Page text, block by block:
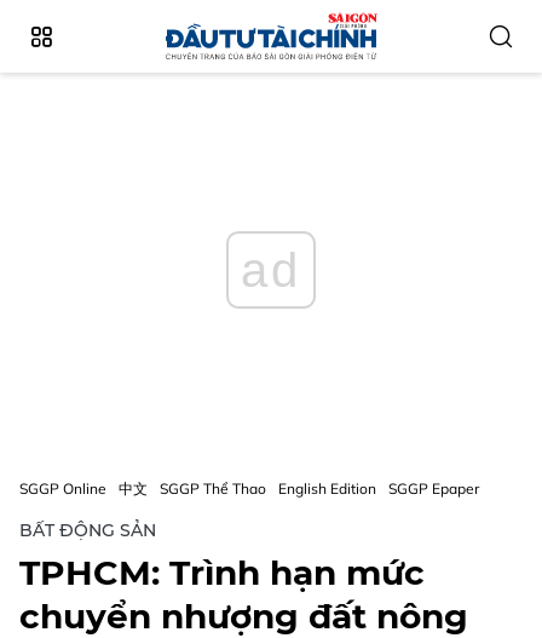
ad
SGGP Online 中文 SGGP Thể Thao English Edition SGGP Epaper
BẤT ĐỘNG SẢN
TPHCM: Trình hạn mức
chuyển nhượng đất nông